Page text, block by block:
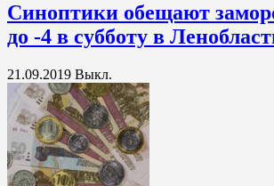
Синоптики обещают
до -4 в субботу в
21.09.2019 Выкл.